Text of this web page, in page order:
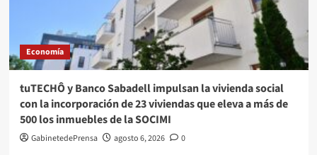
Economía
tuTECHÔ y Banco Sabadell impulsan la vivienda social
con la incorporación de 23 viviendas que eleva a más de
500 los inmuebles de la SOCIMI
GabinetedePrensa agosto 6, 2026 0